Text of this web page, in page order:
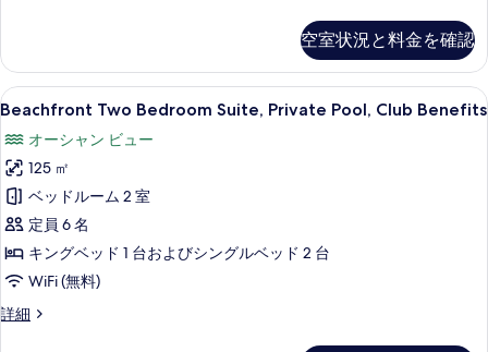
写
真
を
表
示
す
る
Club
Benefits
の
細
空室状況と料金を確認
Beachfront
Two
Bedroom
Suite,
Private
Pool,
Club
Benefits
す
高級寝具、羽毛の掛け布団、低反発
12
Beachfront Two Bedroom Suite, Private Pool, Club Benefits
オーシャン ビュー
125 ㎡
ベッドルーム 2 室
定員 6 名
キングベッド 1 台およびシングルベッド 2 台
WiFi (無料)
詳細
Beachfront